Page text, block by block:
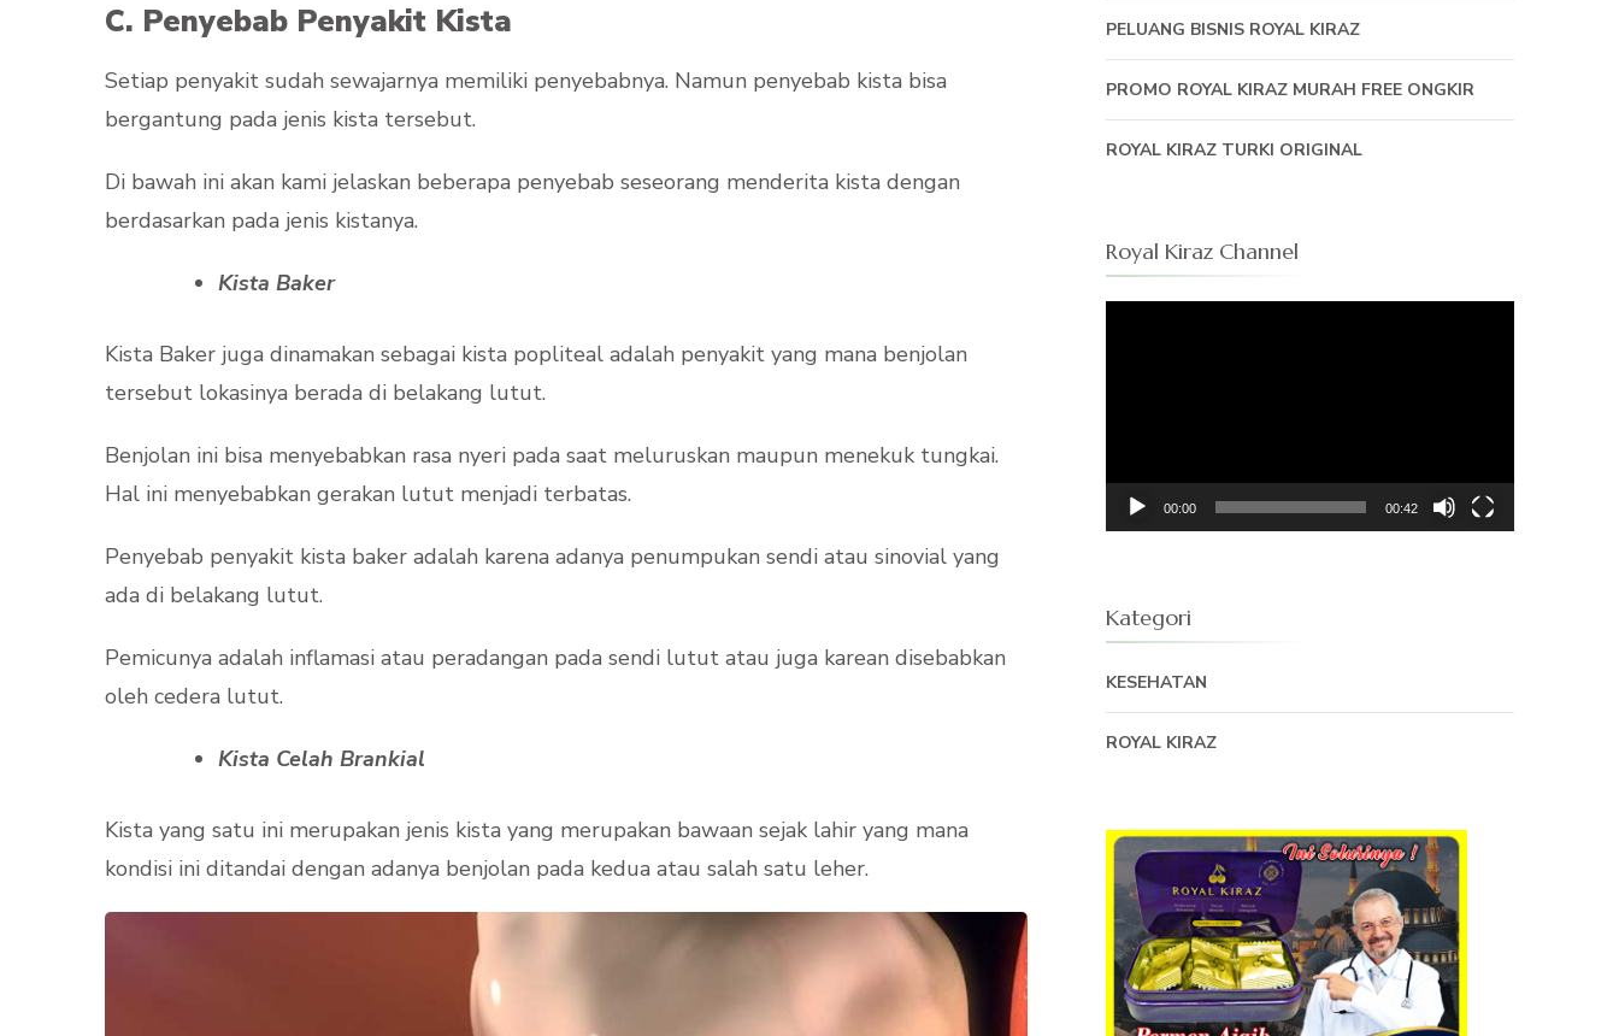
C. Penyebab Penyakit Kista
Setiap penyakit sudah sewajarnya memiliki penyebabnya. Namun penyebab kista bisa
bergantung pada jenis kista tersebut.
Di bawah ini akan kami jelaskan beberapa penyebab seseorang menderita kista dengan
berdasarkan pada jenis kistanya.
Kista Baker
Kista Baker juga dinamakan sebagai kista popliteal adalah penyakit yang mana benjolan
tersebut lokasinya berada di belakang lutut.
Benjolan ini bisa menyebabkan rasa nyeri pada saat meluruskan maupun menekuk tungkai.
Hal ini menyebabkan gerakan lutut menjadi terbatas.
Penyebab penyakit kista baker adalah karena adanya penumpukan sendi atau sinovial yang
ada di belakang lutut.
Pemicunya adalah inflamasi atau peradangan pada sendi lutut atau juga karean disebabkan
oleh cedera lutut.
Kista Celah Brankial
Kista yang satu ini merupakan jenis kista yang merupakan bawaan sejak lahir yang mana
kondisi ini ditandai dengan adanya benjolan pada kedua atau salah satu leher.
PELUANG BISNIS ROYAL KIRAZ
PROMO ROYAL KIRAZ MURAH FREE ONGKIR
ROYAL KIRAZ TURKI ORIGINAL
Royal Kiraz Channel
00:00 00:42
Kategori
KESEHATAN
ROYAL KIRAZ